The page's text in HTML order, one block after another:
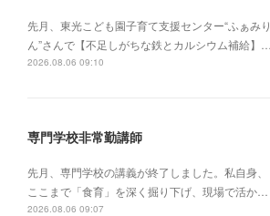
先月、東光こども園子育て支援センター“ふぁみり
ん”さんで【不足しがちな鉄とカルシウム補給】…
2026.08.06 09:10
専門学校非常勤講師
先月、専門学校の講義が終了しました。私自身、
ここまで「食育」を深く掘り下げ、現場で活か…
2026.08.06 09:07